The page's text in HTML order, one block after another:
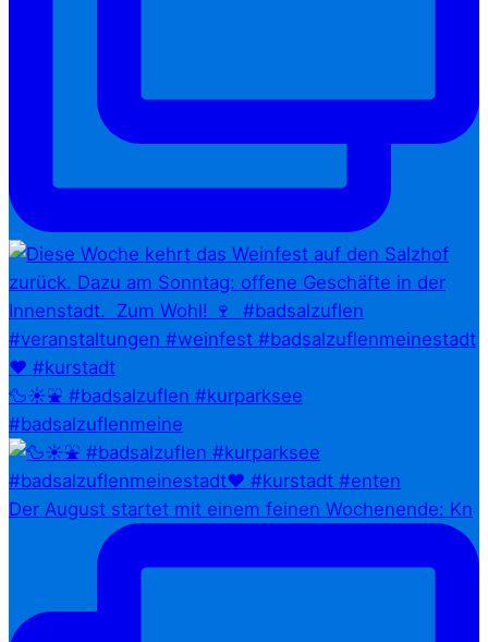
🦆☀️⛲ #badsalzuflen #kurparksee
#badsalzuflenmeine
Der August startet mit einem feinen Wochenende: Kn